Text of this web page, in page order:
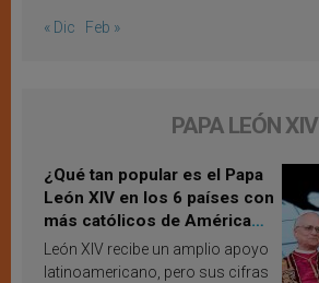
« Dic Feb »
PAPA LEÓN XIV
¿Qué tan popular es el Papa
León XIV en los 6 países con
más católicos de América
Latina en 2026? Publican
resultados de investigación
León XIV recibe un amplio apoyo
latinoamericano, pero sus cifras